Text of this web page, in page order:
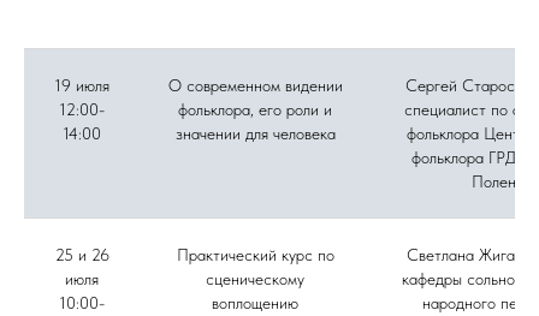
19 июля
12:00-
14:00
О современном видении
фольклора, его роли и
значении для человека
Сергей
специалист по
фольклора Центра
фольклора
Поленова
25 и 26
июля
10:00-
Практический курс по
сценическому
воплощению
Светлана
кафедры сольного
народного